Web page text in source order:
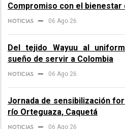
Compromiso con el
NOTICIAS 06 Ago 26
Del tejido Wayuu al
sueño de servir a Colombia
NOTICIAS 06 Ago 26
Jornada de sensibilización
río Orteguaza, Caquetá
NOTICIAS 06 Ago 26